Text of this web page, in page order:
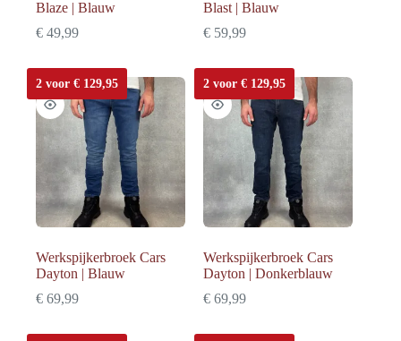
Blaze | Blauw
€ 49,99
Blast | Blauw
€ 59,99
2 voor € 129,95
Werkspijkerbroek Cars
Dayton | Blauw
€ 69,99
2 voor € 129,95
Werkspijkerbroek Cars
Dayton | Donkerblauw
€ 69,99